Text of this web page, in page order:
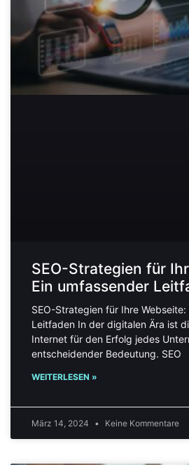
SEO-Strategien für
Ein umfassender
SEO-Strategien für Ihre
Leitfaden In der digitalen Ära ist
Internet für den Erfolg jedes
entscheidender Bedeutung. SEO
WEITERLESEN »
März 14, 2024 Keine Kommentare